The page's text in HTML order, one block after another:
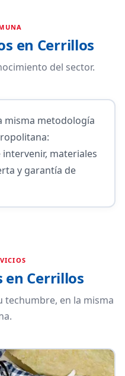
en Cerrillos
del sector.
misma metodología
materiales
y garantía de
en Cerrillos
techumbre, en la misma